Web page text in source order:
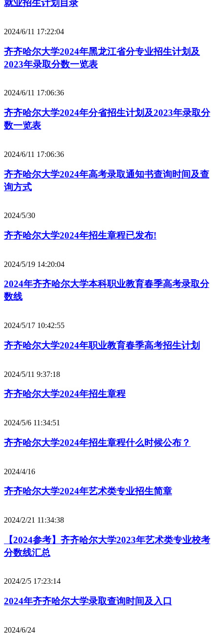
就业招生计划目录
2024/6/11 17:22:04
齐齐哈尔大学2024年黑龙江省分专业招生计划及
2023年录取分数一览表
2024/6/11 17:06:36
齐齐哈尔大学2024年分省招生计划及2023年录取分
数一览表
2024/6/11 17:06:36
齐齐哈尔大学2024年高考录取通知书查询时间及查
询方式
2024/5/30
齐齐哈尔大学2024年招生章程已发布!
2024/5/19 14:20:04
2024年齐齐哈尔大学本科职业教育春季高考录取分
数线
2024/5/17 10:42:55
齐齐哈尔大学2024年职业教育春季高考招生计划
2024/5/11 9:37:18
齐齐哈尔大学2024年招生章程
2024/5/6 11:34:51
齐齐哈尔大学2024年招生章程什么时候公布？
2024/4/16
齐齐哈尔大学2024年艺术类专业招生简章
2024/2/21 11:34:38
【2024参考】齐齐哈尔大学2023年艺术类专业校考
分数线汇总
2024/2/5 17:23:14
2024年齐齐哈尔大学录取查询时间及入口
2024/6/24